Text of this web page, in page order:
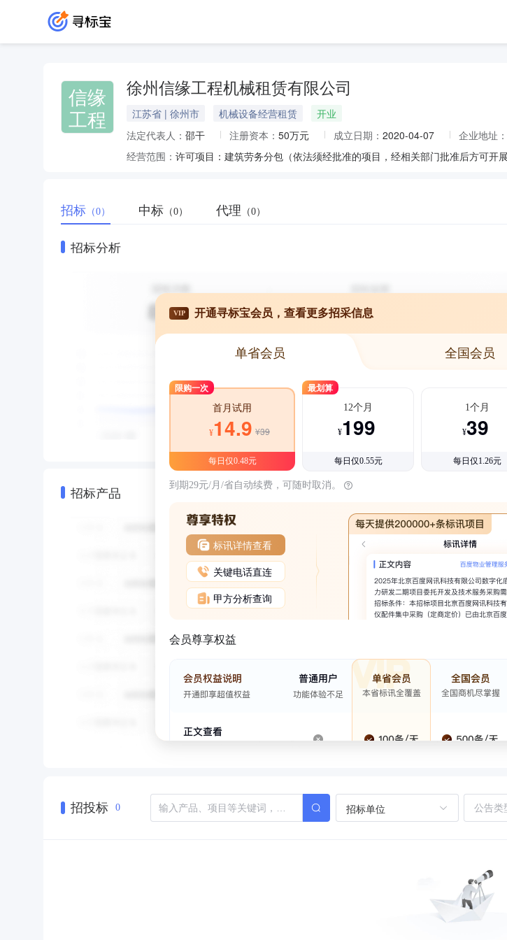
信缘
工程
徐州信缘工程机械租赁有限公司
江苏省 | 徐州市 机械设备经营租赁
开业
法定代表人： 邵干 注册资本： 50万元 成立日期： 2020-04-07 企业地址：
经营范围：
招标 （0） 中标 （0） 代理 （0）
招标分析
招标产品
VIP 开通寻标宝会员，查看更多招采信息
单省会员 全国会员
限购一次
首月试用
¥14.9 ¥39
每日仅0.48元
最划算
12个月
¥199
每日仅0.55元
1个月
¥39
每日仅1.26元
到期29元/月/省自动续费，可随时取消。
标讯详情查看
关键电话直连
甲方分析查询
会员尊享权益
招投标 0 招标单位